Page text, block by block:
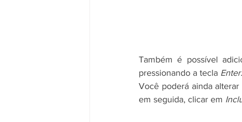
Também é possível
pressionando a tecla Enter.
Você poderá ainda
em seguida, clicar em